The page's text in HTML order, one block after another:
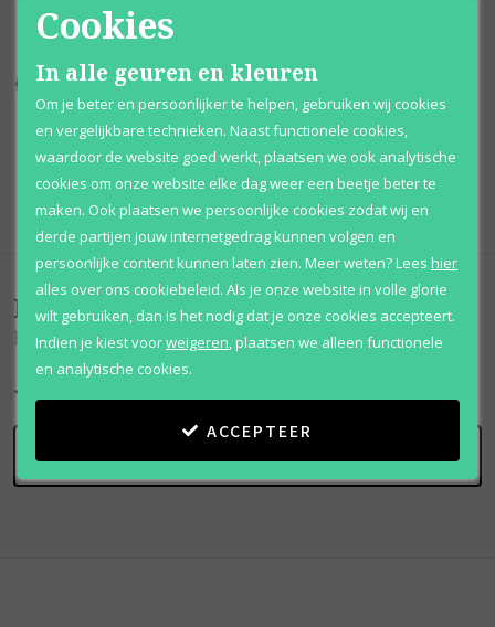
Kortingen tot wel 70% Al 12 jaar
100% originele parfums Afhalen mogelijk
Qshops Keurmerk
Beoordelingen (0)
Body Fantasies Signature Pink Vanilla Kiss Fantasy
SCHRIJF BEOORDELING
Cookies
In alle geuren en kleuren
Om je beter en persoonlijker te helpen, gebruiken wij cookies
en vergelijkbare technieken. Naast functionele cookies,
waardoor de website goed werkt, plaatsen we ook analytische
cookies om onze website elke dag weer een beetje beter te
maken. Ook plaatsen we persoonlijke cookies zodat wij en
derde partijen jouw internetgedrag kunnen volgen en
persoonlijke content kunnen laten zien. Meer weten?Lees hier
alles over ons cookiebeleid. Als je onze website in volle glorie
wilt gebruiken, dan is het nodig dat je onze cookies accepteert.
Indien je kiest voorweigeren,plaatsen we alleen functionele
en analytische cookies.
ACCEPTEER